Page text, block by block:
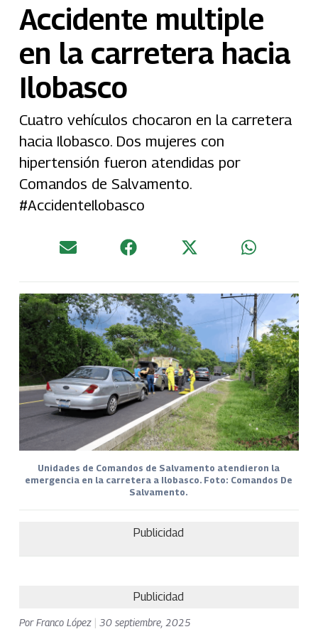
Accidente multiple
en la carretera hacia
Ilobasco
Cuatro vehículos chocaron en la carretera
hacia Ilobasco. Dos mujeres con
hipertensión fueron atendidas por
Comandos de Salvamento.
#AccidenteIlobasco
Unidades de Comandos de Salvamento atendieron la
emergencia en la carretera a Ilobasco. Foto: Comandos De
Salvamento.
Publicidad
Publicidad
PorFranco López 30 septiembre, 2025